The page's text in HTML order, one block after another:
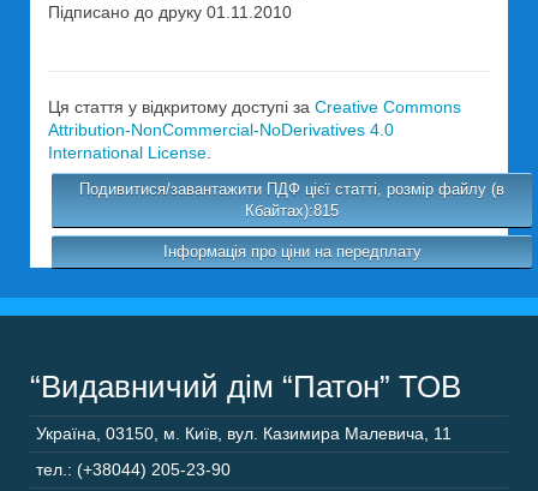
Підписано до друку 01.11.2010
Ця стаття у відкритому доступі за Creative Commons
Attribution-NonCommercial-NoDerivatives 4.0
International License
Подивитися/завантажити ПДФ цієї статті, розмір файлу (в
Кбайтах):815
Інформація про ціни на передплату
“Видавничий дім “Патон” ТОВ
Україна 03150 м. Київ, вул. Казимира Малевича, 11
тел.: (+38044) 205-23-90